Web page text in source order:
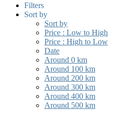
Filters
Sort by
Sort by
Price : Low to High
Price : High to Low
Date
Around 0 km
Around 100 km
Around 200 km
Around 300 km
Around 400 km
Around 500 km